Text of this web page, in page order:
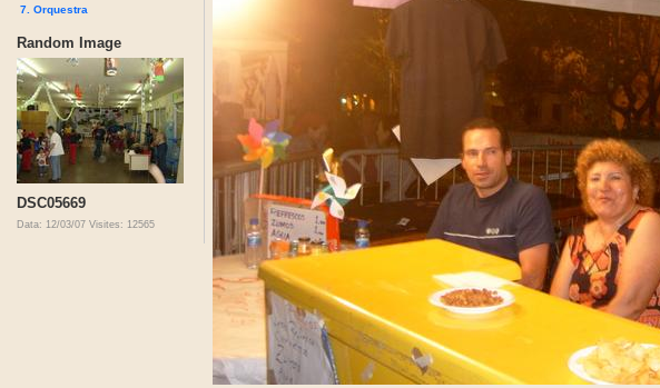
7. Orquestra
Random Image
DSC05669
Data: 12/03/07 Visites: 12565